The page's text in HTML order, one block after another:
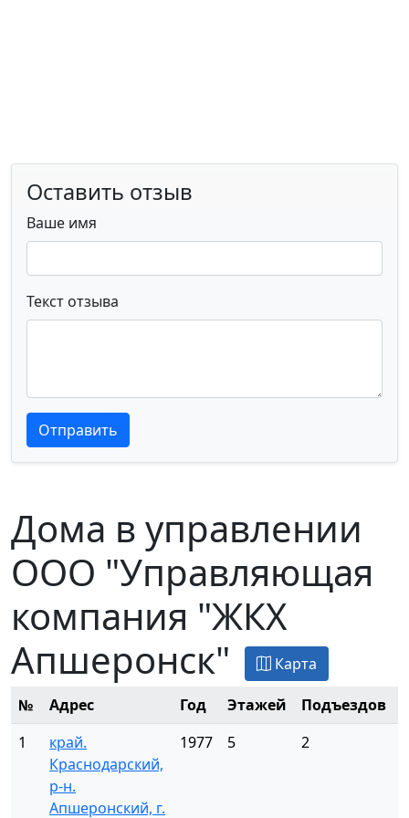
Оставить отзыв
Ваше имя
Текст отзыва
Текст отзыва
Текст отзыва
Отправить
Дома в управлении
ООО "Управляющая
компания "ЖКХ
Апшеронск"
Карта
№ Адрес Год Этажей Подъездов
1
край.
Краснодарский,
р-н.
Апшеронский, г.
1977 5 2